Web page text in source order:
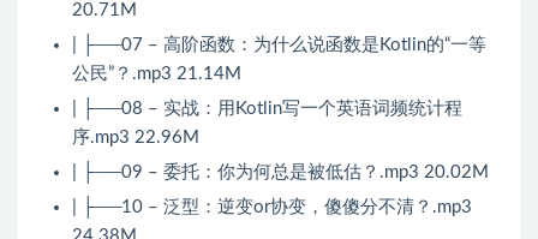
20.71M
| ├──07 – 高阶函数：为什么说函数是Kotlin的“一等
公民”？.mp3 21.14M
| ├──08 – 实战：用Kotlin写一个英语词频统计程
序.mp3 22.96M
| ├──09 – 委托：你为何总是被低估？.mp3 20.02M
| ├──10 – 泛型：逆变or协变，傻傻分不清？.mp3